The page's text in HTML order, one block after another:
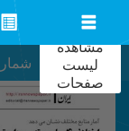
شماره :
مشاهده
لیست
صفحات